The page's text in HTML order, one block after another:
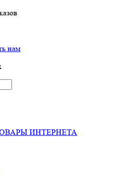
нам
ИНТЕРНЕТА